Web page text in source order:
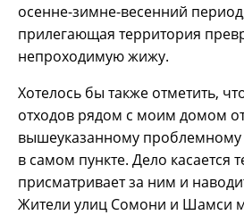
осенне-зимне-весенний
прилегающая территория
непроходимую жижу.
Хотелось бы также отметить,
отходов рядом с моим домом
вышеуказанному проблемному
в самом пункте. Дело касается
присматривает за ним и
Жители улиц Сомони и Шамси